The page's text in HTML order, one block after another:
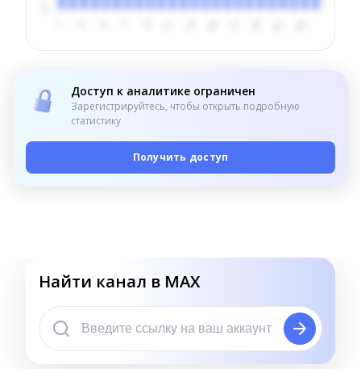
Доступ к аналитике ограничен
Зарегистрируйтесь, чтобы открыть подробную
статистику
Получить доступ
Найти канал в MAX